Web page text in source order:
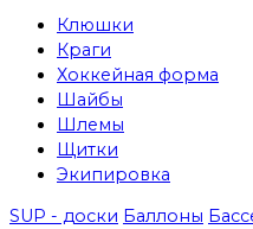
Клюшки
Краги
Хоккейная форма
Шайбы
Шлемы
Щитки
Экипировка
SUP - доски Баллоны